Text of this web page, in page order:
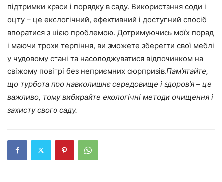
підтримки краси і порядку в саду. Використання соди і
оцту – це екологічний, ефективний і доступний спосіб
впоратися з цією проблемою. Дотримуючись моїх порад
і маючи трохи терпіння, ви зможете зберегти свої меблі
у чудовому стані та насолоджуватися відпочинком на
свіжому повітрі без неприємних сюрпризів.Пам’ятайте,
що турбота про навколишнє середовище і здоров’я – це
важливо, тому вибирайте екологічні методи очищення і
захисту свого саду.